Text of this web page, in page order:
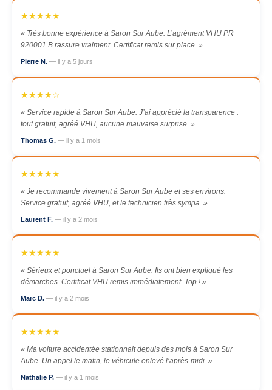
★★★★★
« Très bonne expérience à Saron Sur Aube. L’agrément VHU PR
920001 B rassure vraiment. Certificat remis sur place. »
Pierre N. — il y a 5 jours
★★★★☆
« Service rapide à Saron Sur Aube. J’ai apprécié la transparence :
tout gratuit, agréé VHU, aucune mauvaise surprise. »
Thomas G. — il y a 1 mois
★★★★★
« Je recommande vivement à Saron Sur Aube et ses environs.
Service gratuit, agréé VHU, et le technicien très sympa. »
Laurent F. — il y a 2 mois
★★★★★
« Sérieux et ponctuel à Saron Sur Aube. Ils ont bien expliqué les
démarches. Certificat VHU remis immédiatement. Top ! »
Marc D. — il y a 2 mois
★★★★★
« Ma voiture accidentée stationnait depuis des mois à Saron Sur
Aube. Un appel le matin, le véhicule enlevé l’après-midi. »
Nathalie P. — il y a 1 mois